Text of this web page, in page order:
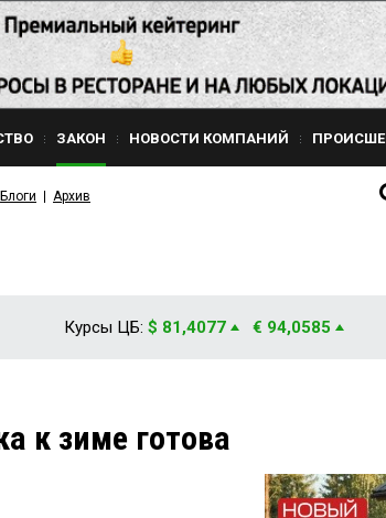
ЗАКОН НОВОСТИ КОМПАНИЙ
Блоги Архив
Курсы ЦБ: $ 81,4077 € 94,0585
к зиме готова